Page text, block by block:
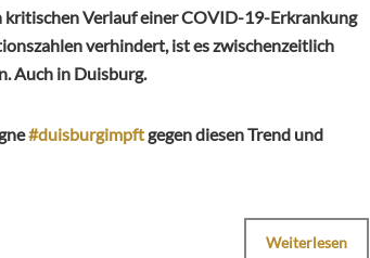
kritischen Verlauf einer COVID-19-Erkrankung
verhindert, ist es zwischenzeitlich
Auch in Duisburg.
#duisburgimpftgegen diesen Trend und
Weiterlesen